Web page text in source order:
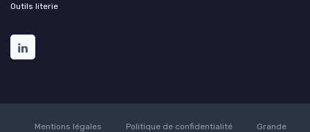
Outils literie
Mentions légales Politique de confidentialité
Grande